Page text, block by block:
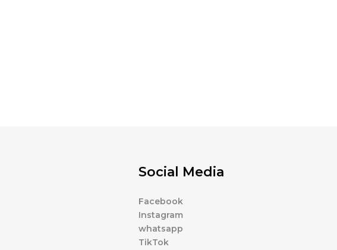
Social Media
Facebook
Instagram
whatsapp
TikTok